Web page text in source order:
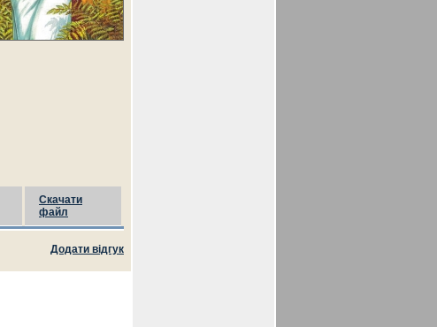
Скачати
файл
Додати відгук